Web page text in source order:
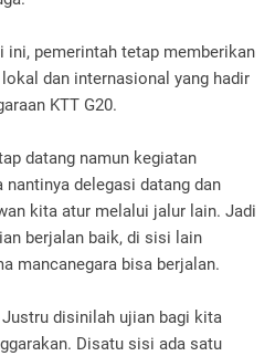
ini, pemerintah tetap memberikan
dan internasional yang hadir
KTT G20.
datang namun kegiatan
delegasi datang dan
kita atur melalui jalur lain. Jadi
berjalan baik, di sisi lain
mancanegara bisa berjalan.
disinilah ujian bagi kita
Disatu sisi ada satu